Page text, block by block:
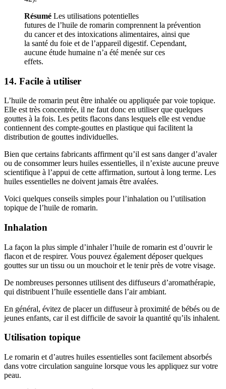
Résumé Les utilisations potentielles
futures de l’huile de romarin comprennent la prévention
du cancer et des intoxications alimentaires, ainsi que
la santé du foie et de l’appareil digestif. Cependant,
aucune étude humaine n’a été menée sur ces
effets.
14. Facile à utiliser
L’huile de romarin peut être inhalée ou appliquée par voie topique.
Elle est très concentrée, il ne faut donc en utiliser que quelques
gouttes à la fois. Les petits flacons dans lesquels elle est vendue
contiennent des compte-gouttes en plastique qui facilitent la
distribution de gouttes individuelles.
Bien que certains fabricants affirment qu’il est sans danger d’avaler
ou de consommer leurs huiles essentielles, il n’existe aucune preuve
scientifique à l’appui de cette affirmation, surtout à long terme. Les
huiles essentielles ne doivent jamais être avalées.
Voici quelques conseils simples pour l’inhalation ou l’utilisation
topique de l’huile de romarin.
Inhalation
La façon la plus simple d’inhaler l’huile de romarin est d’ouvrir le
flacon et de respirer. Vous pouvez également déposer quelques
gouttes sur un tissu ou un mouchoir et le tenir près de votre visage.
De nombreuses personnes utilisent des diffuseurs d’aromathérapie,
qui distribuent l’huile essentielle dans l’air ambiant.
En général, évitez de placer un diffuseur à proximité de bébés ou de
jeunes enfants, car il est difficile de savoir la quantité qu’ils inhalent.
Utilisation topique
Le romarin et d’autres huiles essentielles sont facilement absorbés
dans votre circulation sanguine lorsque vous les appliquez sur votre
peau.